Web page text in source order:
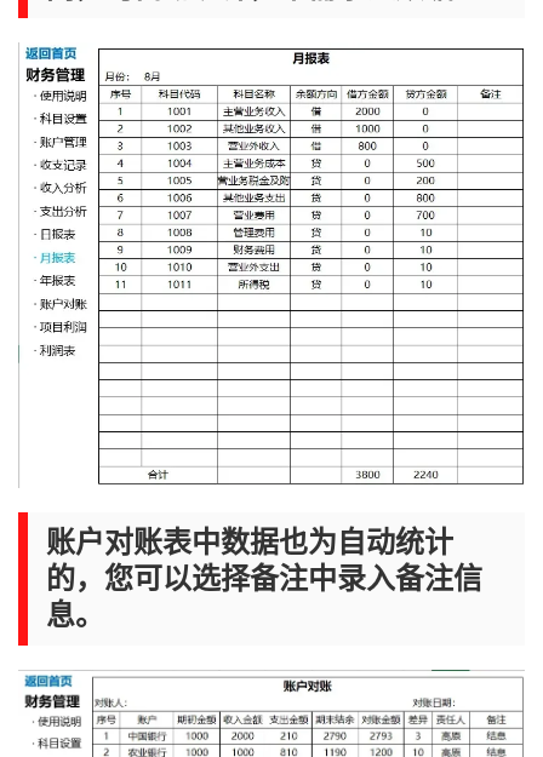
账户对账表中数据也为自动统计
的，您可以选择备注中录入备注信
息。